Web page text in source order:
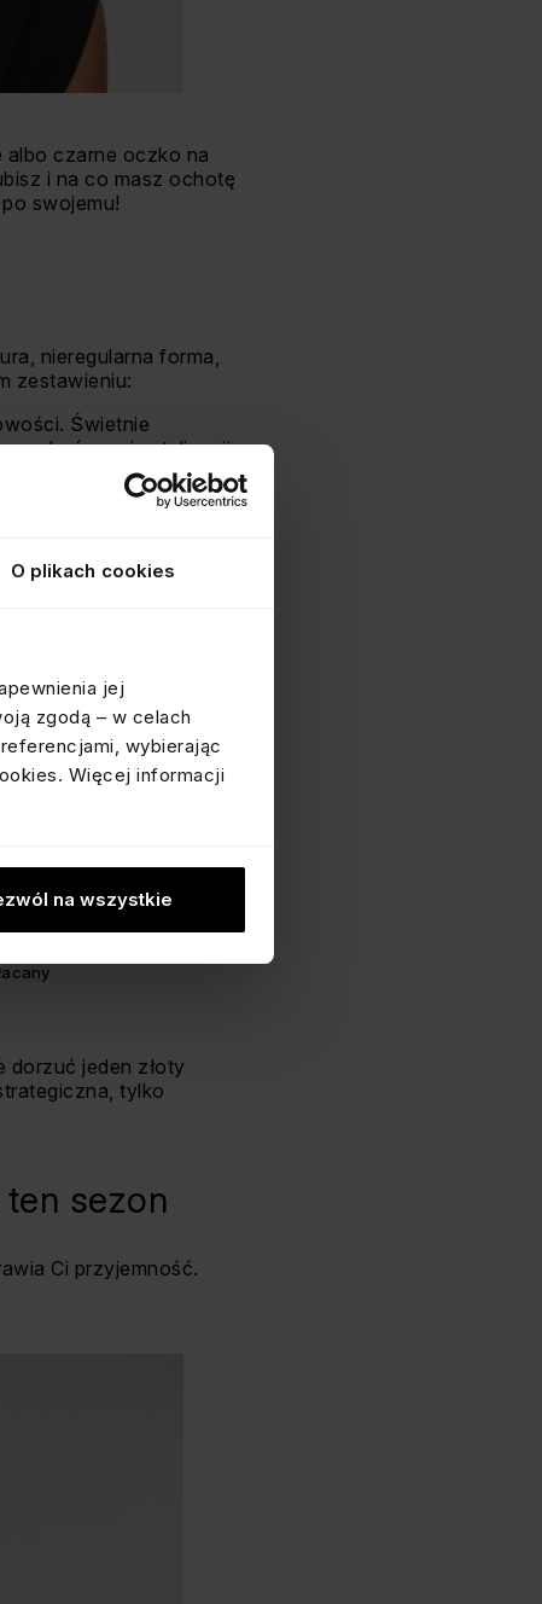
O plikach cookies
jej
zgodą – w celach
wybierając
Więcej informacji
na wszystkie
albo czarne oczko na
i na co masz ochotę
swojemu!
nieregularna forma,
zestawieniu:
Świetnie
wykończenia stylizacji.
Idealne, jeśli
dorzuć jeden złoty
tylko
sezon
Ci przyjemność.